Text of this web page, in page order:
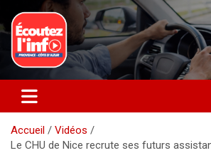
au
contenu
Ecoutez l’info
La radio du quotidien
Accueil
Vidéos
Le CHU de Nice recrute ses futurs